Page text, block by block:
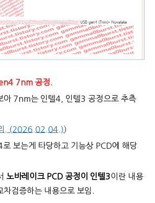
7nm 공정.
아 7nm는 인텔4, 인텔3 공정으로 추측
. (2026.02.04.))
보는게 타당하고 기능상 PCD에 해당
노바레이크 PCD 공정이 인텔3이란 내용
차검증하는 내용으로 보임.